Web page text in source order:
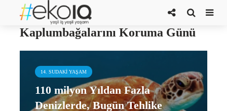
16 Haziran Deniz
Kaplumbağalarını Koruma Günü
14. SUDAKI YAŞAM
110 milyon Yıldan Fazla
Denizlerde, Bugün Tehlike